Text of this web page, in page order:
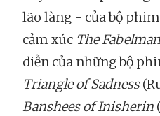
lão làng - của bộ
cảm xúc The
diễn của những bộ
Triangle of Sadness
Banshees of Inisherin